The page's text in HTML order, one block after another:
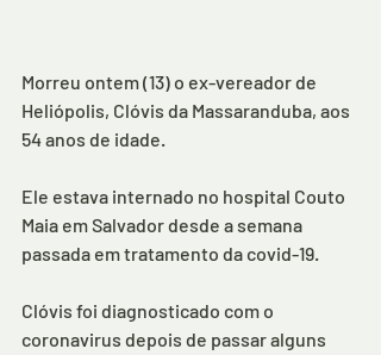
Morreu ontem (13) o ex-vereador de
Heliópolis, Clóvis da Massaranduba, aos
54 anos de idade.
Ele estava internado no hospital Couto
Maia em Salvador desde a semana
passada em tratamento da covid-19.
Clóvis foi diagnosticado com o
coronavirus depois de passar alguns